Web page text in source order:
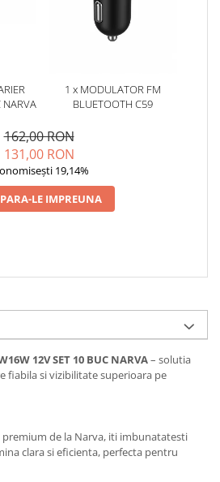
1 x MODULATOR FM
BLUETOOTH C59
162,00 RON
131,00 RON
19,14%
LE IMPREUNA
12V SET 10 BUC NARVA– solutia
fiabila si vizibilitate superioara pe
premium de la Narva, iti imbunatatesti
clara si eficienta, perfecta pentru